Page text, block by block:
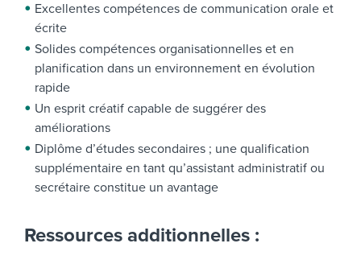
Excellentes compétences de communication orale et
écrite
Solides compétences organisationnelles et en
planification dans un environnement en évolution
rapide
Un esprit créatif capable de suggérer des
améliorations
Diplôme d’études secondaires ; une qualification
supplémentaire en tant qu’assistant administratif ou
secrétaire constitue un avantage
Ressources additionnelles :